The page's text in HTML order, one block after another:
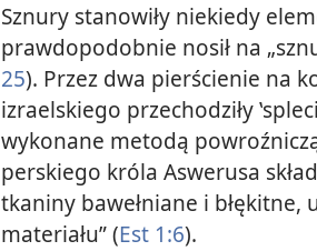
Sznury stanowiły niekiedy
prawdopodobnie nosił na
25). Przez dwa pierścienie na
izraelskiego przechodziły
wykonane metodą
perskiego króla Aswerusa
tkaniny bawełniane i
materiału” (Est 1:6).